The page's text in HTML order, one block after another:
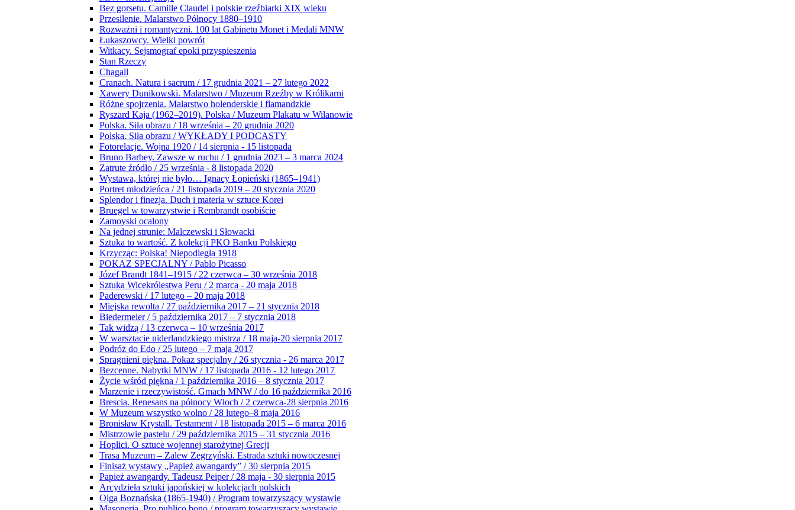
Bez gorsetu. Camille Claudel i polskie rzeźbiarki XIX wieku
Przesilenie. Malarstwo Północy 1880–1910
Rozważni i romantyczni. 100 lat Gabinetu Monet i Medali MNW
Łukaszowcy. Wielki powrót
Witkacy. Sejsmograf epoki przyspieszenia
Stan Rzeczy
Chagall
Cranach. Natura i sacrum / 17 grudnia 2021 – 27 lutego 2022
Xawery Dunikowski. Malarstwo / Muzeum Rzeźby w Królikarni
Różne spojrzenia. Malarstwo holenderskie i flamandzkie
Ryszard Kaja (1962–2019). Polska / Muzeum Plakatu w Wilanowie
Polska. Siła obrazu / 18 września – 20 grudnia 2020
Polska. Siła obrazu / WYKŁADY I PODCASTY
Fotorelacje. Wojna 1920 / 14 sierpnia - 15 listopada
Bruno Barbey. Zawsze w ruchu / 1 grudnia 2023 – 3 marca 2024
Zatrute źródło / 25 września - 8 listopada 2020
Wystawa, której nie było… Ignacy Łopieński (1865–1941)
Portret młodzieńca / 21 listopada 2019 – 20 stycznia 2020
Splendor i finezja. Duch i materia w sztuce Korei
Bruegel w towarzystwie i Rembrandt osobiście
Zamoyski ocalony
Na jednej strunie: Malczewski i Słowacki
Sztuka to wartość. Z kolekcji PKO Banku Polskiego
Krzycząc: Polska! Niepodległa 1918
POKAZ SPECJALNY / Pablo Picasso
Józef Brandt 1841–1915 / 22 czerwca – 30 września 2018
Sztuka Wicekrólestwa Peru / 2 marca - 20 maja 2018
Paderewski / 17 lutego – 20 maja 2018
Miejska rewolta / 27 października 2017 – 21 stycznia 2018
Biedermeier / 5 października 2017 – 7 stycznia 2018
Tak widzą / 13 czerwca – 10 września 2017
W warsztacie niderlandzkiego mistrza / 18 maja-20 sierpnia 2017
Podróż do Edo / 25 lutego – 7 maja 2017
Spragnieni piękna. Pokaz specjalny / 26 stycznia - 26 marca 2017
Bezcenne. Nabytki MNW / 17 listopada 2016 - 12 lutego 2017
Życie wśród piękna / 1 października 2016 – 8 stycznia 2017
Marzenie i rzeczywistość. Gmach MNW / do 16 października 2016
Brescia. Renesans na północy Włoch / 2 czerwca-28 sierpnia 2016
W Muzeum wszystko wolno / 28 lutego–8 maja 2016
Bronisław Krystall. Testament / 18 listopada 2015 – 6 marca 2016
Mistrzowie pastelu / 29 października 2015 – 31 stycznia 2016
Hoplici. O sztuce wojennej starożytnej Grecji
Trasa Muzeum – Zalew Zegrzyński. Estrada sztuki nowoczesnej
Finisaż wystawy „Papież awangardy” / 30 sierpnia 2015
Papież awangardy. Tadeusz Peiper / 28 maja - 30 sierpnia 2015
Arcydzieła sztuki japońskiej w kolekcjach polskich
Olga Boznańska (1865-1940) / Program towarzyszący wystawie